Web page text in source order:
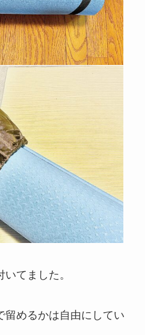
てました。
留めるかは自由にしてい